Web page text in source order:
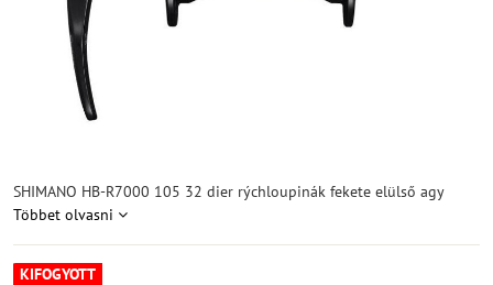
SHIMANO HB-R7000 105 32 dier rýchloupinák fekete elülső agy
Többet olvasni
KIFOGYOTT